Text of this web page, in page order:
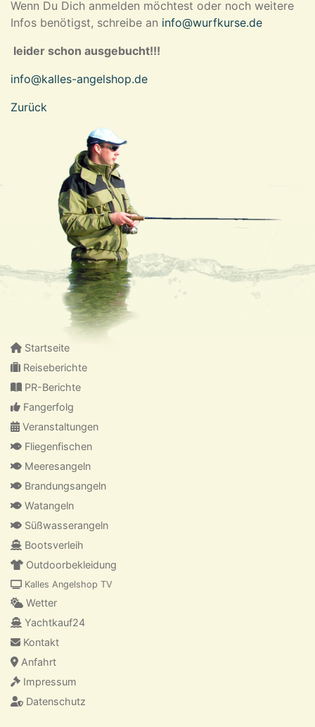
Wenn Du Dich anmelden möchtest oder noch weitere
Infos benötigst, schreibe an info@wurfkurse.de
leider schon ausgebucht!!!
info@kalles-angelshop.de
Zurück
Startseite
Reiseberichte
PR-Berichte
Fangerfolg
Veranstaltungen
Fliegenfischen
Meeresangeln
Brandungsangeln
Watangeln
Süßwasserangeln
Bootsverleih
Outdoorbekleidung
Kalles Angelshop TV
Wetter
Yachtkauf24
Kontakt
Anfahrt
Impressum
Datenschutz